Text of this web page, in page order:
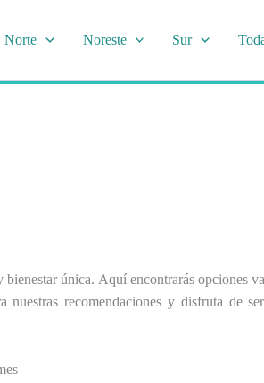
Norte Noreste Sur
única. Aquí encontrarás opciones
recomendaciones y disfruta de